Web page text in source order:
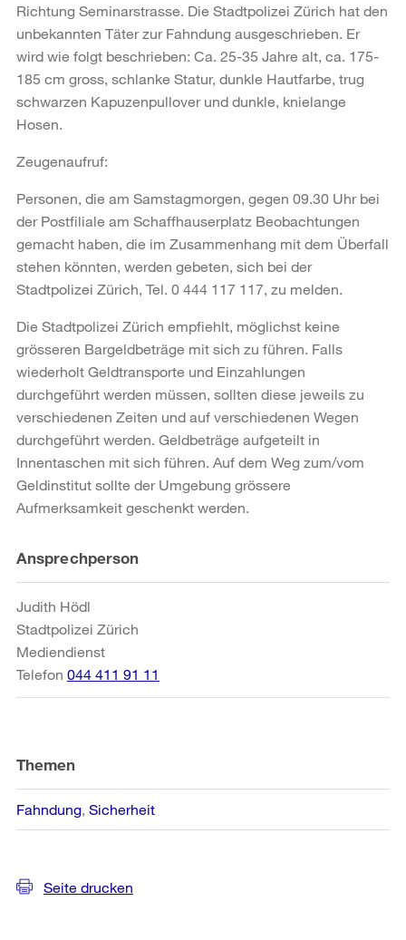
Richtung Seminarstrasse. Die Stadtpolizei Zürich hat den
unbekannten Täter zur Fahndung ausgeschrieben. Er
wird wie folgt beschrieben: Ca. 25-35 Jahre alt, ca. 175-
185 cm gross, schlanke Statur, dunkle Hautfarbe, trug
schwarzen Kapuzenpullover und dunkle, knielange
Hosen.
Zeugenaufruf:
Personen, die am Samstagmorgen, gegen 09.30 Uhr bei
der Postfiliale am Schaffhauserplatz Beobachtungen
gemacht haben, die im Zusammenhang mit dem Überfall
stehen könnten, werden gebeten, sich bei der
Stadtpolizei Zürich, Tel. 0 444 117 117, zu melden.
Die Stadtpolizei Zürich empfiehlt, möglichst keine
grösseren Bargeldbeträge mit sich zu führen. Falls
wiederholt Geldtransporte und Einzahlungen
durchgeführt werden müssen, sollten diese jeweils zu
verschiedenen Zeiten und auf verschiedenen Wegen
durchgeführt werden. Geldbeträge aufgeteilt in
Innentaschen mit sich führen. Auf dem Weg zum/vom
Geldinstitut sollte der Umgebung grössere
Aufmerksamkeit geschenkt werden.
Weitere
Informationen
Ansprechperson
Judith Hödl
Stadtpolizei Zürich
Mediendienst
Telefon 044 411 91 11
Themen
Fahndung Sicherheit
Seite drucken